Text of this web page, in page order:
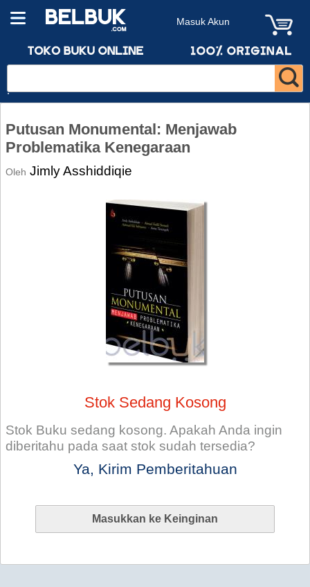
Masuk Akun
Putusan Monumental: Menjawab
Problematika Kenegaraan
Oleh Jimly Asshiddiqie
Stok Sedang Kosong
Stok Buku sedang kosong. Apakah Anda ingin
diberitahu pada saat stok sudah tersedia?
Ya, Kirim Pemberitahuan